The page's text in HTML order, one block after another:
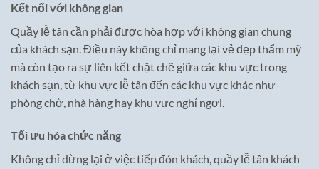
Kết nối với không gian
Quầy lễ tân cần phải được hòa hợp với không gian chung
của khách sạn. Điều này không chỉ mang lại vẻ đẹp thẩm mỹ
mà còn tạo ra sự liên kết chặt chẽ giữa các khu vực trong
khách sạn, từ khu vực lễ tân đến các khu vực khác như
phòng chờ, nhà hàng hay khu vực nghỉ ngơi.
Tối ưu hóa chức năng
Không chỉ dừng lại ở việc tiếp đón khách, quầy lễ tân khách